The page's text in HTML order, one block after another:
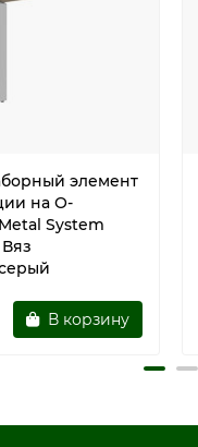
элемент
на О-
System
В корзину